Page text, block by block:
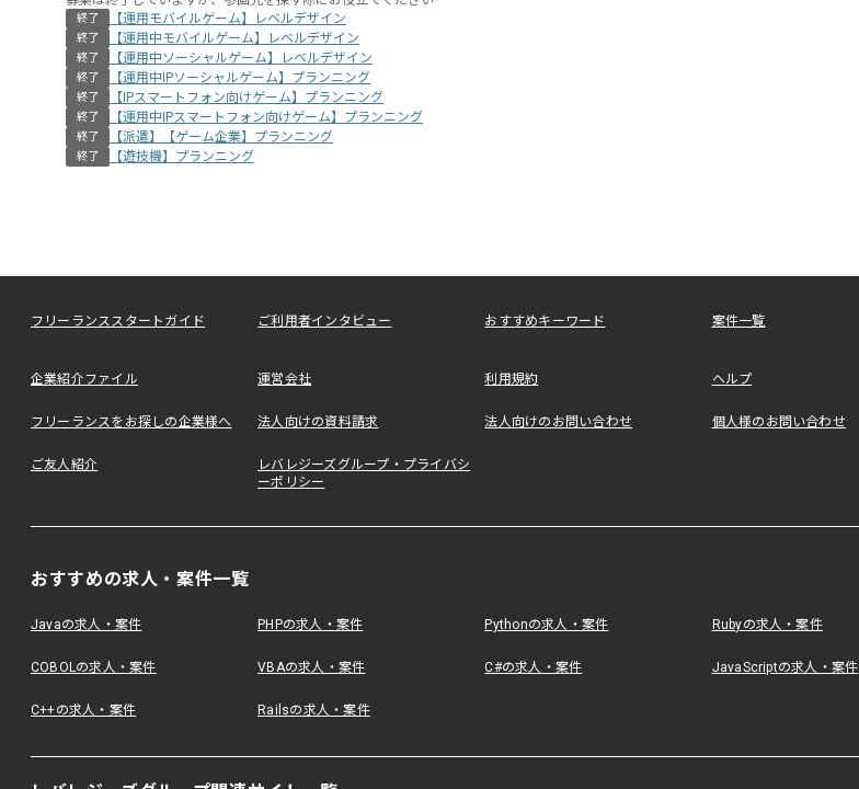
終了 【運用モバイルゲーム】レベルデザイン
終了 【運用中モバイルゲーム】レベルデザイン
終了 【運用中ソーシャルゲーム】レベルデザイン
終了 【運用中IPソーシャルゲーム】プランニング
終了 【IPスマートフォン向けゲーム】プランニング
終了 【運用中IPスマートフォン向けゲーム】プランニング
終了 【派遣】【ゲーム企業】プランニング
終了 【遊技機】プランニング
フリーランススタートガイド ご利用者インタビュー おすすめキーワード 案件一覧
企業紹介ファイル 運営会社 利用規約 ヘルプ
フリーランスをお探しの企業様へ 法人向けの資料請求 法人向けのお問い合わせ 個人様のお問い合わせ
ご友人紹介
レバレジーズグループ・プライバシ
ーポリシー
おすすめの求人・案件一覧
Javaの求人・案件 PHPの求人・案件 Pythonの求人・案件 Rubyの求人・案件
COBOLの求人・案件 VBAの求人・案件 C#の求人・案件 JavaScriptの求人・案件
C++の求人・案件 Railsの求人・案件